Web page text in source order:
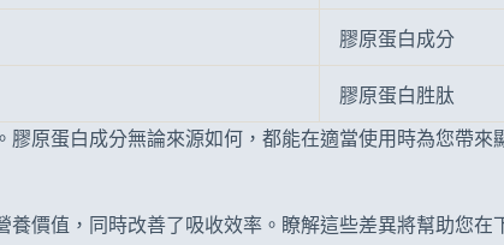
膠原蛋白成分
膠原蛋白胜肽
原蛋白成分無論來源如何，都能在適當使用時為您帶來
價值，同時改善了吸收效率。瞭解這些差異將幫助您在